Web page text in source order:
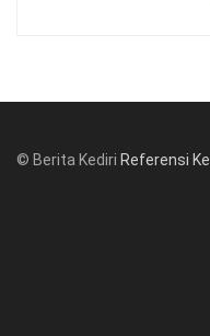
© Berita Kediri Referensi